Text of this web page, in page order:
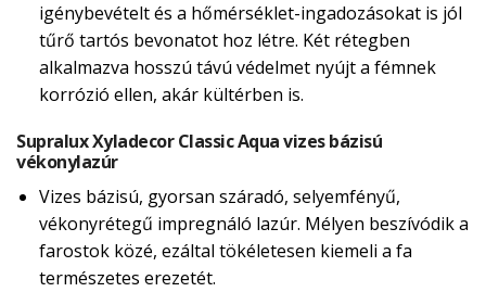
igénybevételt és a hőmérséklet-ingadozásokat is jól
tűrő tartós bevonatot hoz létre. Két rétegben
alkalmazva hosszú távú védelmet nyújt a fémnek
korrózió ellen, akár kültérben is.
Supralux Xyladecor Classic Aqua vizes bázisú
vékonylazúr
Vizes bázisú, gyorsan száradó, selyemfényű,
vékonyrétegű impregnáló lazúr. Mélyen beszívódik a
farostok közé, ezáltal tökéletesen kiemeli a fa
természetes erezetét.